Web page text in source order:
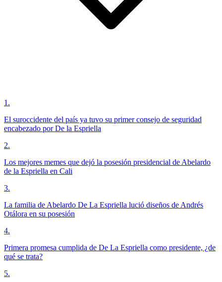
1 .
El suroccidente del país ya tuvo su primer consejo de seguridad
encabezado por De la Espriella
2.
Los mejores memes que dejó la posesión presidencial de Abelardo
de la Espriella en Cali
3.
La familia de Abelardo De La Espriella lució diseños de Andrés
Otálora en su posesión
4.
Primera promesa cumplida de De La Espriella como presidente, ¿de
qué se trata?
5.